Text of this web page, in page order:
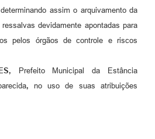
assim o arquivamento da
devidamente apontadas para
pelos órgãos de controle e riscos
Prefeito Municipal da Estância
, no uso de suas atribuições